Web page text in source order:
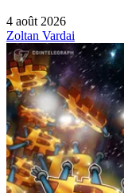
4 août 2026
Zoltan Vardai